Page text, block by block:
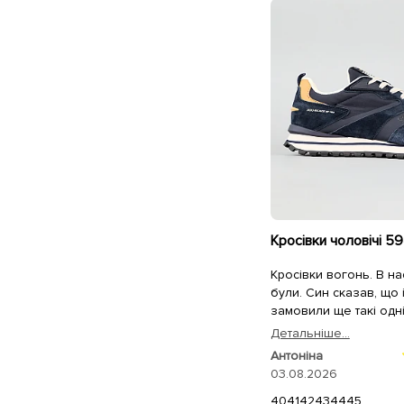
Кросівки чоловічі
Кросівки вогонь. В
були. Син сказав, що
замовили ще такі
Детальнiше...
Антоніна
03.08.2026